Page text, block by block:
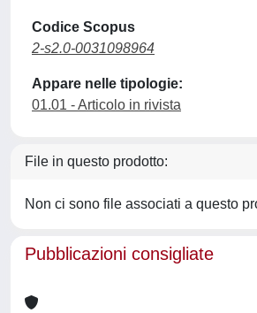
Codice Scopus
2-s2.0-0031098964
Appare nelle tipologie:
01.01 - Articolo in rivista
File in questo prodotto:
Non ci sono file associati a questo
Pubblicazioni consigliate